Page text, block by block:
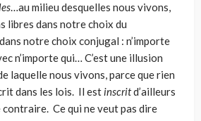
…au milieu desquelles nous vivons,
libres dans notre choix du
notre choix conjugal : n’importe
n’importe qui… C’est une illu­sion
laquelle nous vivons, parce que rien
dans les lois. Il estinscritd’ailleurs
contraire. Ce qui ne veut pas dire